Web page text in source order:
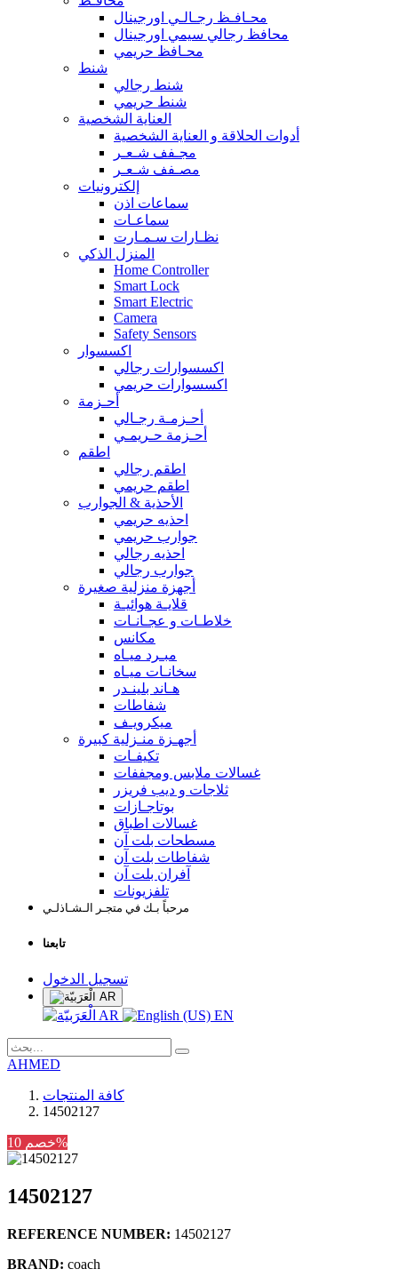
محـافـظ رجـالـي اورجينال
محافظ رجالي سيمي اورجينال
محـافظ حريمي
شنط
شنط رجالي
شنط حريمي
العناية الشخصية
أدوات الحلاقة و العناية الشخصية
مجـفف شـعـر
مصـفف شـعـر
إلكترونيات
سماعات اذن
سماعـات
نظـارات سـمـارت
المنزل الذكي
Home Controller
Smart Lock
Smart Electric
Camera
Safety Sensors
اكسسوار
اكسسوارات رجالي
اكسسوارات حريمي
أحـزمة
أحـزمـة رجـالي
أحـزمة حـريمـي
اطقم
اطقم رجالي
اطقم حريمي
الأحذية & الجوارب
احذيه حريمي
جوارب حريمي
احذيه رجالي
جوارب رجالي
أجهزة منزلية صغيرة
قلايـة هوائيـة
خلاطـات و عجـانـات
مكانس
مبـرد ميـاه
سخانـات ميـاه
هـاند بلينـدر
شفاطات
ميكرويـف
أجهـزة منـزلية كبيرة
تكيفـات
غسالات ملابس ومجففات
ثلاجات و ديب فريزر
بوتاجـازات
غسالات اطباق
مسطحات بلت آن
شفاطات بلت آن
آفران بلت آن
تلفزيونات
مرحباً بـك في متجـر الـشـاذلـي
تابعنا
تسجيل الدخول
AR
AR EN
AHMED
كافة المنتجات
14502127
خصم 10%
14502127
REFERENCE NUMBER: 14502127
BRAND: coach